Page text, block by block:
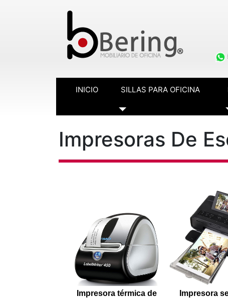
INICIO SILLAS PARA OFICINA
Toggle Dropdown
Impresoras De
Impresora térmica de
Impresora